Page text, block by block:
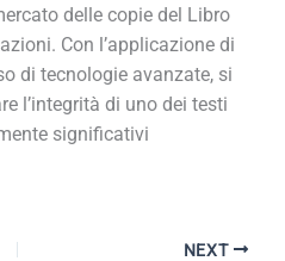
delle copie del Libro
Con l’applicazione di
di tecnologie avanzate, si
l’integrità di uno dei testi
significativi
NEXT